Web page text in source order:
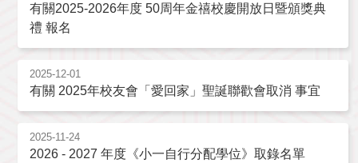
有關2025-2026年度 50周年金禧校慶開放日暨頒獎典
禮 報名
2025-12-01
有關 2025年校友會「愛回家」聖誕聯歡會取消 事宜
2025-11-24
2026 - 2027 年度《小一自行分配學位》取錄名單